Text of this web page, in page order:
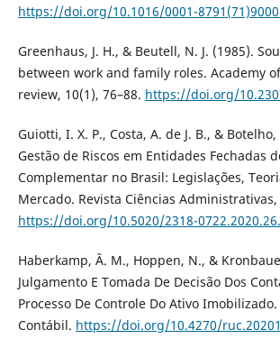
https://doi.org/10.1016/0001-
Greenhaus, J. H., & Beutell, N. J. (1985).
between work and family roles. Academy
review, 10(1), 76–88. https://doi.org/
Guiotti, I. X. P., Costa, A. de J. B., & Botelho,
Gestão de Riscos em Entidades Fechadas
Complementar no Brasil: Legislações,
Mercado. Revista Ciências Administrativas,
https://doi.org/10.5020/2318-
Haberkamp, Â. M., Hoppen, N., &
Julgamento E Tomada De Decisão Dos
Processo De Controle Do Ativo
Contábil. https://doi.org/10.4270/